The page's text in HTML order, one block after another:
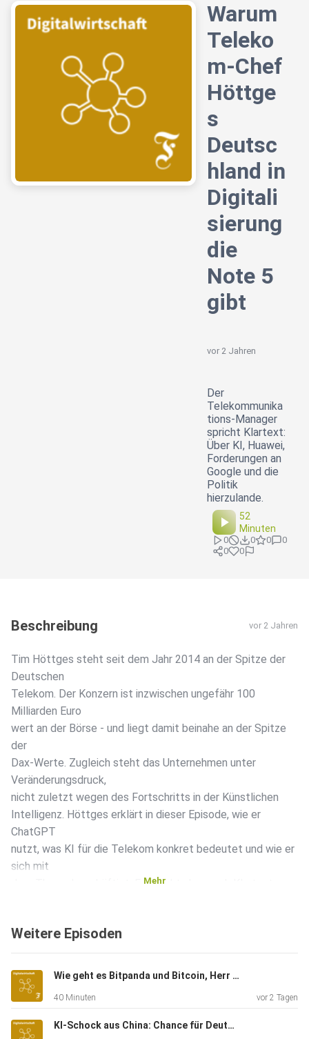
Warum
Teleko
m-Chef
Höttge
s
Deutsc
hland in
Digitali
sierung
die
Note 5
gibt
vor 2 Jahren
Der
Telekommunika
tions-Manager
spricht Klartext:
Über KI, Huawei,
Forderungen an
Google und die
Politik
hierzulande.
52
Minuten
0 0 0
0
0
0
Beschreibung vor 2 Jahren
Tim Höttges steht seit dem Jahr 2014 an der Spitze der
Deutschen
Telekom. Der Konzern ist inzwischen ungefähr 100
Milliarden Euro
wert an der Börse - und liegt damit beinahe an der Spitze
der
Dax-Werte. Zugleich steht das Unternehmen unter
Veränderungsdruck,
nicht zuletzt wegen des Fortschritts in der Künstlichen
Intelligenz. Höttges erklärt in dieser Episode, wie er
ChatGPT
nutzt, was KI für die Telekom konkret bedeutet und wie er
sich mit
dem Thema beschäftigt. Er spricht aber auch Klartext zu
schleppende
wie
gefährlich Bauteile von Huawei seiner Ansicht nach wirklich
sind –
und warum Google & Co. Milliarden für die Netze zahlen
Mehr
Weitere Episoden
Wie geht es Bitpanda und Bitcoin, Herr Enzersdorfer-Konrad?
40 Minuten vor 2 Tagen
KI-Schock aus China: Chance für Deutschland?